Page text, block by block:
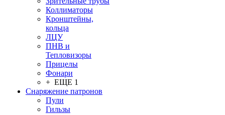
Коллиматоры
Кронштейны,
кольца
ЛЦУ
ПНВ и
Тепловизоры
Прицелы
Фонари
+ ЕЩЕ 1
Снаряжение патронов
Пули
Гильзы